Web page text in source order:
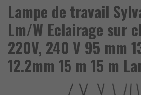
Lampe de travail
Lm/W Eclairage sur
220V, 240 V 95 mm
12.2mm 15 m 15 m